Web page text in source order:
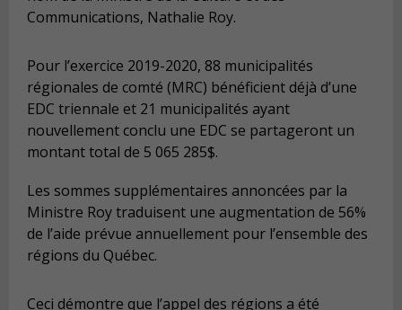
Communications, Nathalie Roy.
Pour l’exercice 2019-2020, 88 municipalités
régionales de comté (MRC) bénéficient déjà d’une
EDC triennale et 21 municipalités ayant
nouvellement conclu une EDC se partageront un
montant total de 5 065 285$.
Les sommes supplémentaires annoncées par la
Ministre Roy traduisent une augmentation de 56%
de l’aide prévue annuellement pour l’ensemble des
régions du Québec.
Ceci démontre que l’appel des régions a été